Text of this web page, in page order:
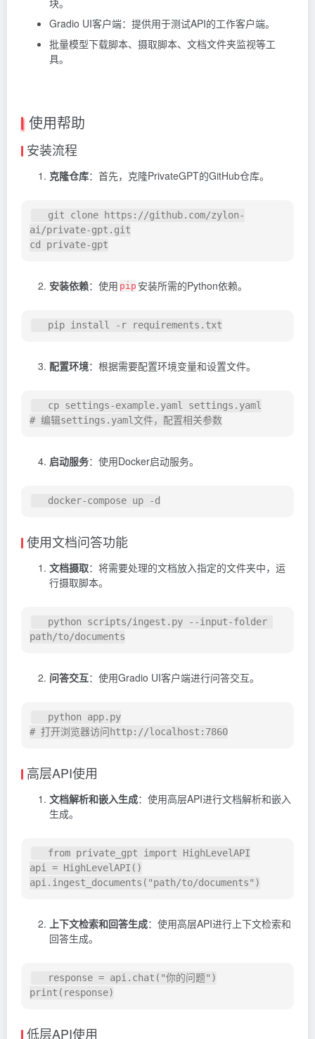
Gradio UI客户端：提供用于测试API的工作客户端。
批量模型下载脚本、摄取脚本、文档文件夹监视等工
具。
使用帮助
安装流程
克隆仓库：首先，克隆PrivateGPT的GitHub仓库。
ai/private-gpt.git
安装依赖：使用 pip 安装所需的Python依赖。
配置环境：根据需要配置环境变量和设置文件。
启动服务：使用Docker启动服务。
使用文档问答功能
文档摄取：将需要处理的文档放入指定的文件夹中，运
行摄取脚本。
问答交互：使用Gradio UI客户端进行问答交互。
高层API使用
文档解析和嵌入生成：使用高层API进行文档解析和嵌入
生成。
api = HighLevelAPI()
上下文检索和回答生成：使用高层API进行上下文检索和
回答生成。
低层API使用